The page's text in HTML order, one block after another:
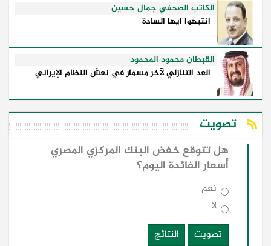
الكاتب الصحفي جمال حسين
انتبهوا ايها السادة
القبطان محمود المحمود
العد التنازلي لآخر مسمار في نعش النظام الإيراني
تصويت
هل تتوقع خفض البنك المركزي المصري
أسعار الفائدة اليوم؟
نعم
لا
تصويت
النتائج